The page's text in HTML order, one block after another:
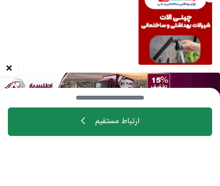
مجله
خانه
اهالی فن
ارتباط مستقیم